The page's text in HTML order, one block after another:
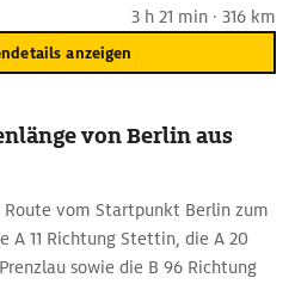
3 h 21 min · 316 km
anzeigen
von Berlin aus
vom Startpunkt Berlin zum
A 11 Richtung Stettin, die A 20
sowie die B 96 Richtung